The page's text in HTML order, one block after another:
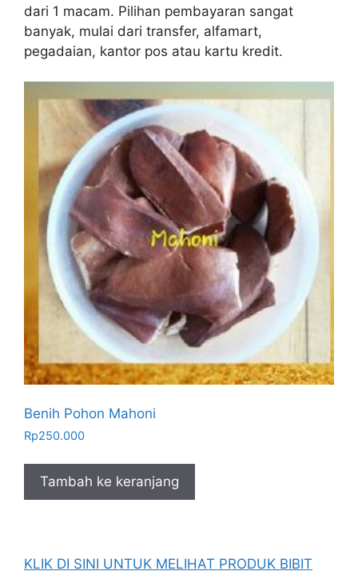
dari 1 macam. Pilihan pembayaran sangat
banyak, mulai dari transfer, alfamart,
pegadaian, kantor pos atau kartu kredit.
Benih Pohon Mahoni
Rp250.000
Tambah ke keranjang
KLIK DI SINI UNTUK MELIHAT PRODUK BIBIT